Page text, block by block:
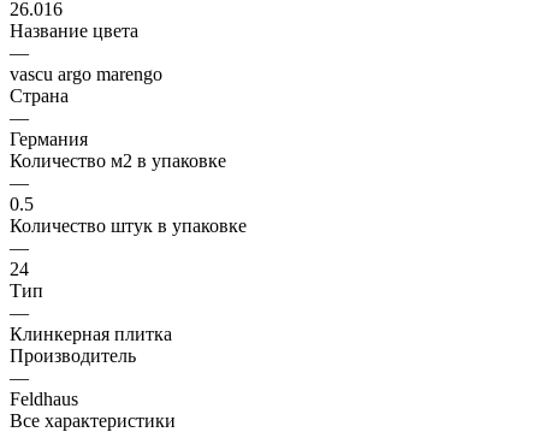
26.016
Название цвета
—
vascu argo marengo
Страна
—
Германия
Количество м2 в упаковке
—
0.5
Количество штук в упаковке
—
24
Тип
—
Клинкерная плитка
Производитель
—
Feldhaus
Все характеристики